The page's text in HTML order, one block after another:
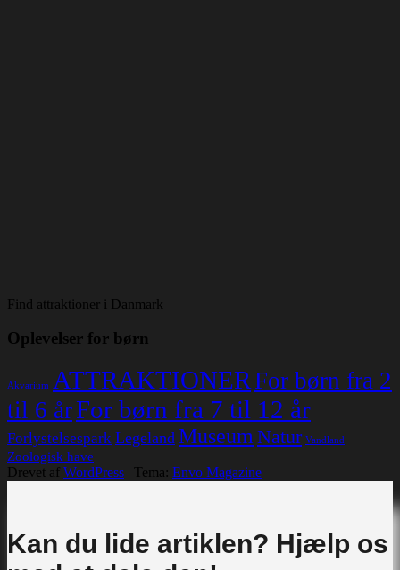
Find attraktioner i Danmark
Oplevelser for børn
Akvarium ATTRAKTIONERFor børn fra 2
til 6 årFor børn fra 7 til 12 år
Forlystelsespark Legeland Museum Natur Vandland
Zoologisk have
Drevet af WordPress | Tema: Envo Magazine
Kan du lide artiklen? Hjælp os